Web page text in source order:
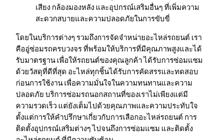
เสียง กล้องมองหลัง และอุปกรณ์เสริมอื่นๆ ที่เพิ่มความ
สะดวกสบายและความปลอดภัยในการขับขี่
โดยในบริการต่างๆ รวมถึงการจัดจำหน่ายอะไหล่รถยนต์ เรา
คืออู่ซ่อมรถครบวงจร ที่พร้อมให้บริการที่มีคุณภาพสูงและได้
รับมาตรฐาน เพื่อให้รถยนต์ของคุณลูกค้า ได้รับการซ่อมแซม
ด้วยวัสดุที่ดีที่สุด อะไหล่ทุกชิ้นได้รับการคัดสรรและทดสอบ
ก่อนการใช้งาน เพื่อความมั่นใจในความทนทานและความ
ปลอดภัย บริการซ่อมรถนอกสถานที่ของเราไม่เพียงแต่มี
ความรวดเร็ว แต่ยังเต็มไปด้วยคุณภาพและความประทับใจ
ตั้งแต่การให้คำปรึกษาเกี่ยวกับการเลือกอะไหล่รถยนต์ การ
ติดตั้งอุปกรณ์เสริมต่างๆ ไปจนถึงการซ่อมแซม และติดตั้ง